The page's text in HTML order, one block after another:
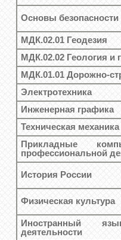
Основы
МДК.02.01 Геодезия
МДК.02.02 Геология и
МДК.01.01 Дорожно-
Электротехника
Инженерная графика
Техническая механика
Прикладные
профессиональной
История России
Физическая культура
Иностранный
деятельности